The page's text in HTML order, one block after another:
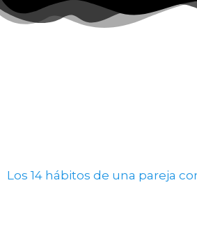
Los 14 hábitos de una pareja